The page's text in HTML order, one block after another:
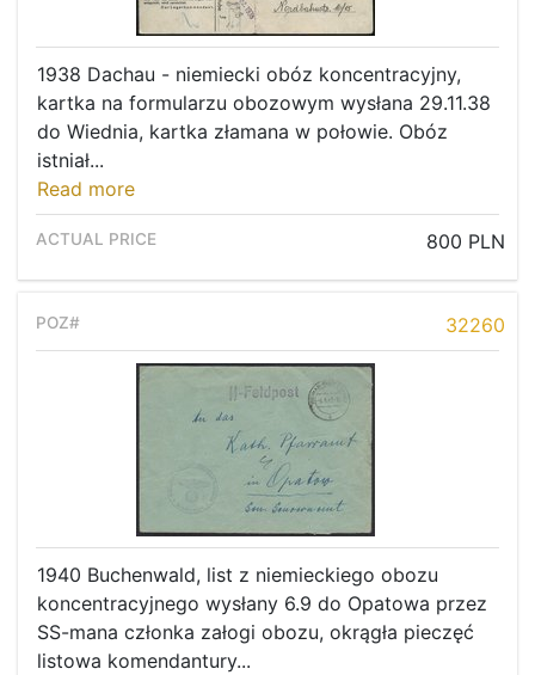
1938 Dachau - niemiecki obóz koncentracyjny,
kartka na formularzu obozowym wysłana 29.11.38
do Wiednia, kartka złamana w połowie. Obóz
istniał...
Read more
800 PLN
32260
1940 Buchenwald, list z niemieckiego obozu
koncentracyjnego wysłany 6.9 do Opatowa przez
SS-mana członka załogi obozu, okrągła pieczęć
listowa komendantury...